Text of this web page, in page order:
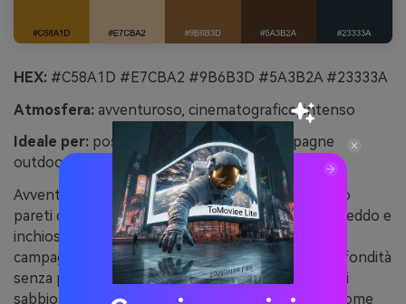
HEX: #C58A1D #E7CBA2 #9B6B3D #5A3B2A #23333A
Atmosfera: avventuroso, cinematografico, intenso
Ideale per: poster di viaggio e grafica campagne
outdoor
Avventurosi e cinematografici, questi toni evocano
pareti del canyon al tramonto con un orizzonte freddo e
inchiostrato. Sono perfetti per poster di viaggio,
campagne outdoor e grafiche che richiedono profondità
senza perdere calore. Bilancia il nero-blu con i toni
sabbiosi, e usa la tonalità dorata con parsimonia come